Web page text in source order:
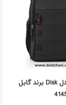
کوله پشتی مدل Disk برند گابل